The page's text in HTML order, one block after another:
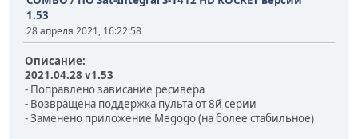
1.53
28 апреля 2021, 16:22:58
Описание:
2021.04.28 v1.53
- Поправлено зависание ресивера
- Возвращена поддержка пульта от 8й серии
- Заменено приложение Megogo (на более стабильное)